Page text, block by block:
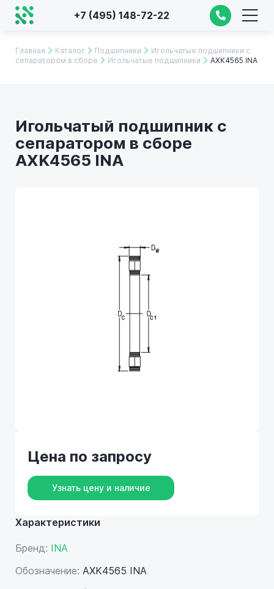
+7 (495) 148-72-22
Главная Каталог Подшипники
Игольчатые подшипники с
сепаратором в сборе
Игольчатые подшипники AXK4565 INA
Игольчатый подшипник с
сепаратором в сборе
AXK4565 INA
Характеристики
Бренд: INA
Обозначение: AXK4565 INA
Цена по запросу
Узнать цену и наличие